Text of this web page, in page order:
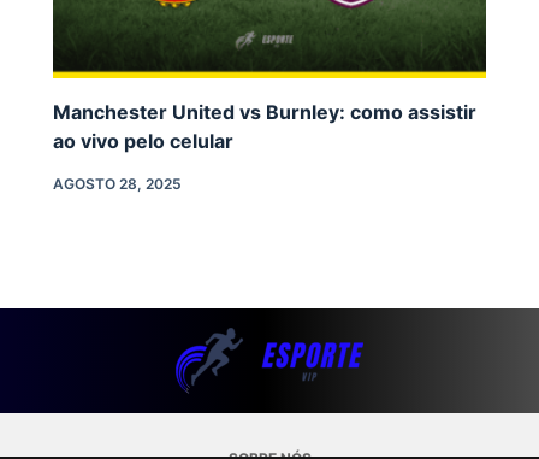
Manchester United vs Burnley: como assistir
ao vivo pelo celular
AGOSTO 28, 2025